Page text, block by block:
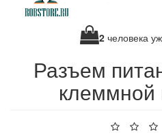
2 человека
Разъем
клеммной